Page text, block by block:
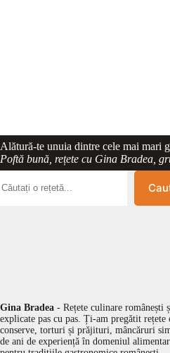
Alătură-te unuia dintre cele mai mari
Poftă bună, rețete cu Gina Bradea,
Gina Bradea - Rețete culinare românești
explicate pas cu pas. Ți-am pregătit rețete
conserve, torturi și prăjituri, mâncăruri
de ani de experiență în domeniul